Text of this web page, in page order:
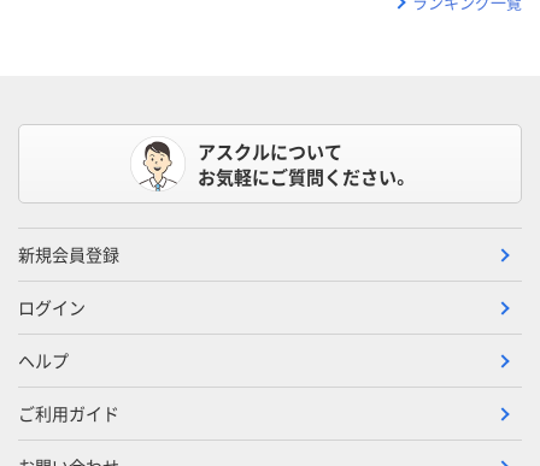
アスクルについて
お気軽にご質問ください。
新規会員登録
ログイン
ヘルプ
ご利用ガイド